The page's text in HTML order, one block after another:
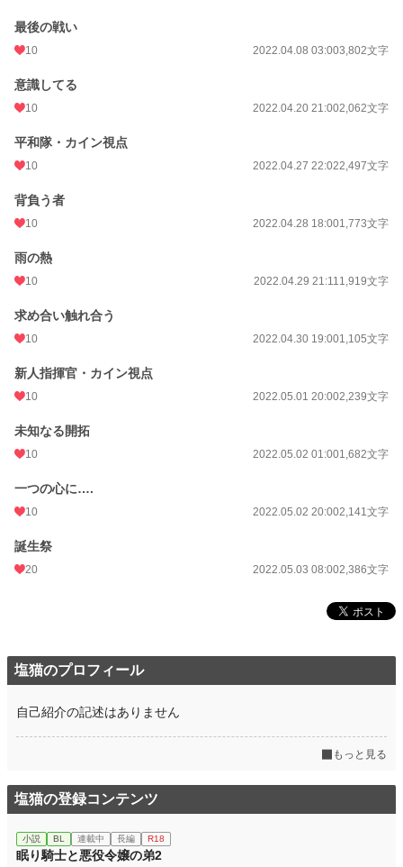
最後の戦い
10 2022.04.08 03:003,802文字
意識してる
10 2022.04.20 21:002,062文字
平和隊・カイン視点
10 2022.04.27 22:022,497文字
背負う者
10 2022.04.28 18:001,773文字
雨の熱
10 2022.04.29 21:111,919文字
求め合い触れ合う
10 2022.04.30 19:001,105文字
新人指揮官・カイン視点
10 2022.05.01 20:002,239文字
未知なる開拓
10 2022.05.02 01:001,682文字
一つの心に….
10 2022.05.02 20:002,141文字
誕生祭
20 2022.05.03 08:002,386文字
塩猫のプロフィール
自己紹介の記述はありません
もっと見る
塩猫の登録コンテンツ
小説 BL 連載中 長編 R18
眠り騎士と悪役令嬢の弟2